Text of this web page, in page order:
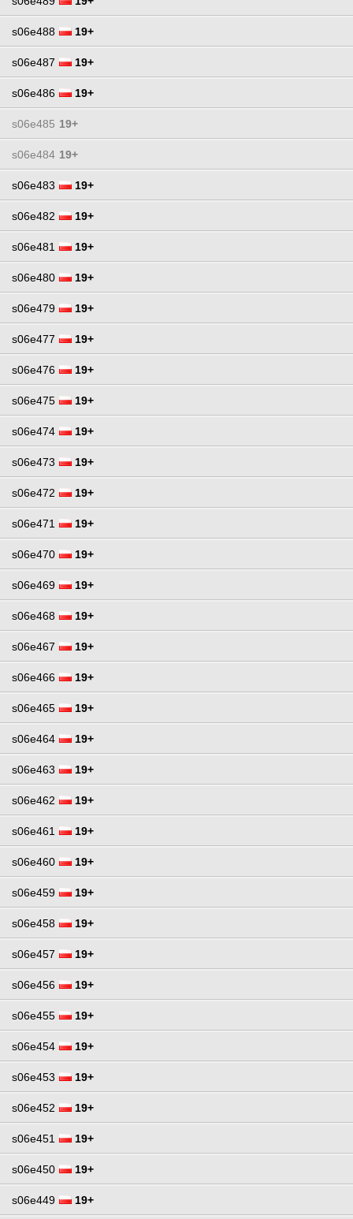
s06e488 19+
s06e487 19+
s06e486 19+
s06e485 19+
s06e484 19+
s06e483 19+
s06e482 19+
s06e481 19+
s06e480 19+
s06e479 19+
s06e477 19+
s06e476 19+
s06e475 19+
s06e474 19+
s06e473 19+
s06e472 19+
s06e471 19+
s06e470 19+
s06e469 19+
s06e468 19+
s06e467 19+
s06e466 19+
s06e465 19+
s06e464 19+
s06e463 19+
s06e462 19+
s06e461 19+
s06e460 19+
s06e459 19+
s06e458 19+
s06e457 19+
s06e456 19+
s06e455 19+
s06e454 19+
s06e453 19+
s06e452 19+
s06e451 19+
s06e450 19+
s06e449 19+